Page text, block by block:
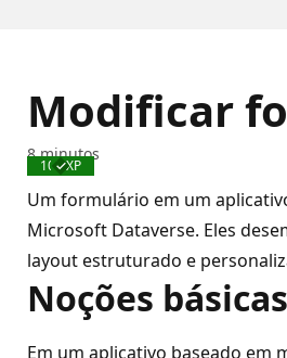
Modificar
Concluído
100 XP
8 minutos
Um formulário em um
Microsoft Dataverse. Eles
layout estruturado e
Noções
Em um aplicativo baseado em